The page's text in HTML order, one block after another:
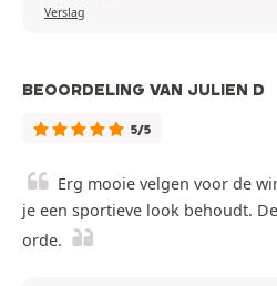
Verslag
BEOORDELING VAN JULIEN D
5/5
Erg mooie velgen voor de
je een sportieve look behoudt.
orde.